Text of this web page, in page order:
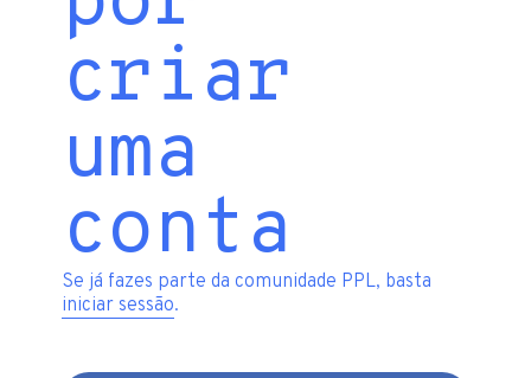
criar
uma
conta
Se já fazes parte da comunidade PPL, basta
iniciar sessão.